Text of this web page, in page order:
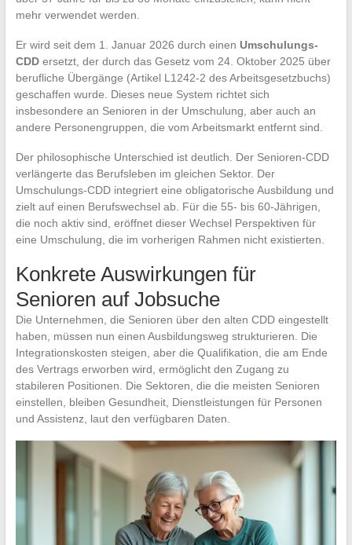
mehr verwendet werden.
Er wird seit dem 1. Januar 2026 durch einen Umschulungs-
CDDersetzt, der durch das Gesetz vom 24. Oktober 2025 über
berufliche Übergänge (Artikel L1242-2 des Arbeitsgesetzbuchs)
geschaffen wurde. Dieses neue System richtet sich
insbesondere an Senioren in der Umschulung, aber auch an
andere Personengruppen, die vom Arbeitsmarkt entfernt sind.
Der philosophische Unterschied ist deutlich. Der Senioren-CDD
verlängerte das Berufsleben im gleichen Sektor. Der
Umschulungs-CDD integriert eine obligatorische Ausbildung und
zielt auf einen Berufswechsel ab. Für die 55- bis 60-Jährigen,
die noch aktiv sind, eröffnet dieser Wechsel Perspektiven für
eine Umschulung, die im vorherigen Rahmen nicht existierten.
Konkrete Auswirkungen für
Senioren auf Jobsuche
Die Unternehmen, die Senioren über den alten CDD eingestellt
haben, müssen nun einen Ausbildungsweg strukturieren. Die
Integrationskosten steigen, aber die Qualifikation, die am Ende
des Vertrags erworben wird, ermöglicht den Zugang zu
stabileren Positionen. Die Sektoren, die die meisten Senioren
einstellen, bleiben Gesundheit, Dienstleistungen für Personen
und Assistenz, laut den verfügbaren Daten.